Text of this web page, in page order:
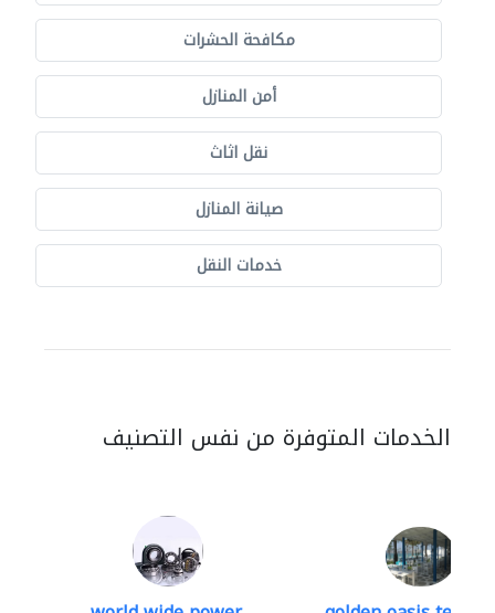
مكافحة الحشرات
أمن المنازل
نقل اثاث
صيانة المنازل
خدمات النقل
الخدمات المتوفرة من نفس التصنيف